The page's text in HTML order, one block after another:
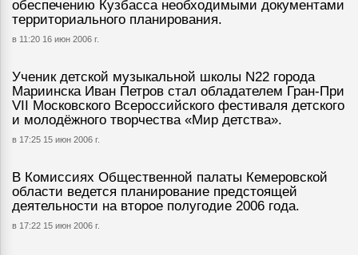
обеспечению Кузбасса необходимыми документами
территориального планирования.
в 11:20 16 июн 2006 г.
Ученик детской музыкальной школы N22 города
Мариинска Иван Петров стал обладателем Гран-При
VII Московского Всероссийского фестиваля детского
и молодёжного творчества «Мир детства».
в 17:25 15 июн 2006 г.
В Комиссиях Общественной палаты Кемеровской
области ведется планирование предстоящей
деятельности на второе полугодие 2006 года.
в 17:22 15 июн 2006 г.